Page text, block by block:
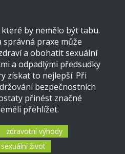
by nemělo být tabu.
správná praxe může
a obohatit sexuální
a odpadlými předsudky
získat to nejlepší. Při
bezpečnostních
přinést značné
přehlížet.
zdravotní výhody
život